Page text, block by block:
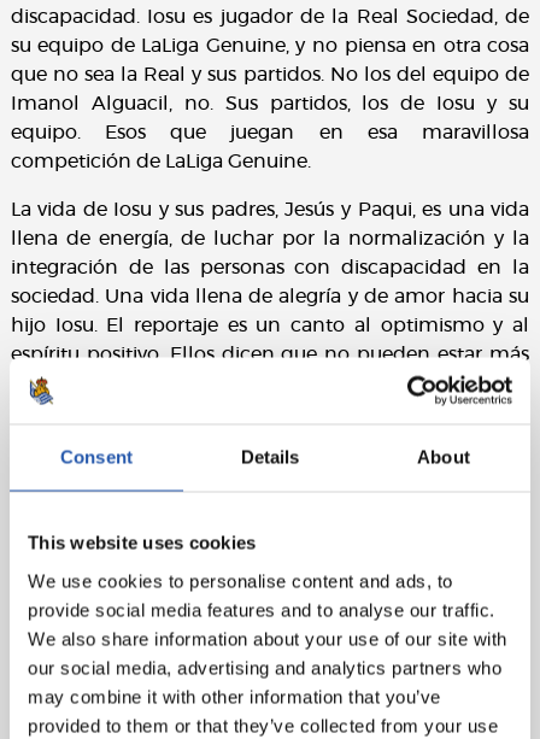
Consent Details About
This website uses cookies
We use cookies to personalise content and ads, to
provide social media features and to analyse our traffic.
We also share information about your use of our site with
our social media, advertising and analytics partners who
may combine it with other information that you’ve
provided to them or that they’ve collected from your use
discapacidad. Iosu es jugador de la Real Sociedad, de
su equipo de LaLiga Genuine, y no piensa en otra cosa
que no sea la Real y sus partidos. No los del equipo de
Imanol Alguacil, no. Sus partidos, los de Iosu y su
equipo. Esos que juegan en esa maravillosa
competición de LaLiga Genuine.
La vida de Iosu y sus padres, Jesús y Paqui, es una vida
llena de energía, de luchar por la normalización y la
integración de las personas con discapacidad en la
sociedad. Una vida llena de alegría y de amor hacia su
hijo Iosu. El reportaje es un canto al optimismo y al
espíritu positivo. Ellos dicen que no pueden estar más
orgullosos de su hijo Iosu, y nosotros les decimos a ellos
que a la familia txuri urdin no le cabe más orgullo por